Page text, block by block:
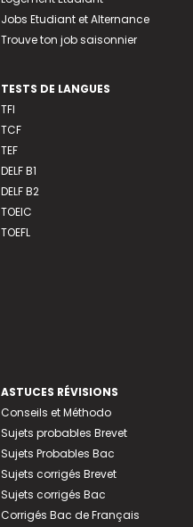
Jobs Etudiant et Alternance
Trouve ton job saisonnier
TESTS DE LANGUES
TFI
TCF
TEF
DELF B1
DELF B2
TOEIC
TOEFL
ASTUCES RÉVISIONS
Conseils et Méthodo
Sujets probables Brevet
Sujets Probables Bac
Sujets corrigés Brevet
Sujets corrigés Bac
Corrigés Bac de Français